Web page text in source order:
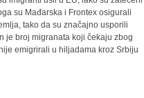
su Mađarska i Frontex osigurali
tako da su značajno usporili
je broj migranata koji čekaju zbog
emigrirali u hiljadama kroz Srbiju